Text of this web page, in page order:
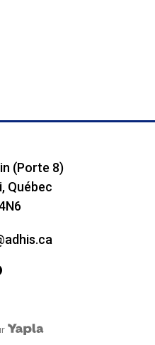
(Porte 8)
Québec
facebook